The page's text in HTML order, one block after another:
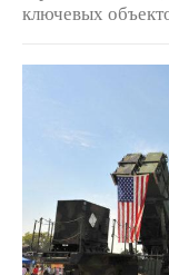
ключевых